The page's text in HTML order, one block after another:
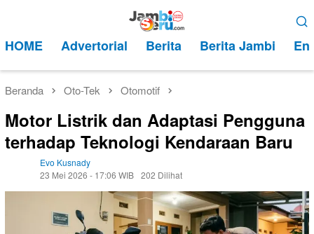
kontenMobile
HOME Advertorial Berita Berita Jambi
Beranda Oto-Tek Otomotif
Motor Listrik dan Adaptasi Pengguna
terhadap Teknologi Kendaraan Baru
Evo Kusnady
23 Mei 2026 - 17:06 WIB 202 Dilihat